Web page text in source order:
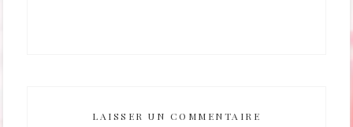
LAISSER UN COMMENTAIRE